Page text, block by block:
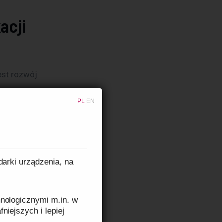
PL EN
urządzenia, na
m.in. w
i lepiej
rozwój
na
takie jak
flotą